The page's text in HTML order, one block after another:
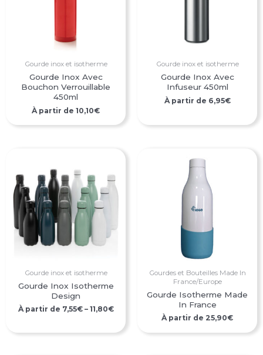
Gourde inox et isotherme
Gourde Inox Avec
Bouchon Verrouillable
450ml
À partir de 10,10€
Gourde inox et isotherme
Gourde Inox Avec
Infuseur 450ml
À partir de 6,95€
Gourde inox et isotherme
Gourde Inox Isotherme
Design
À partir de 7,55€– 11,80€
Gourdes et Bouteilles Made In
France/Europe
Gourde Isotherme Made
In France
À partir de 25,90€